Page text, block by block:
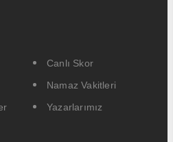
Canlı Skor
Namaz Vakitleri
Yazarlarımız